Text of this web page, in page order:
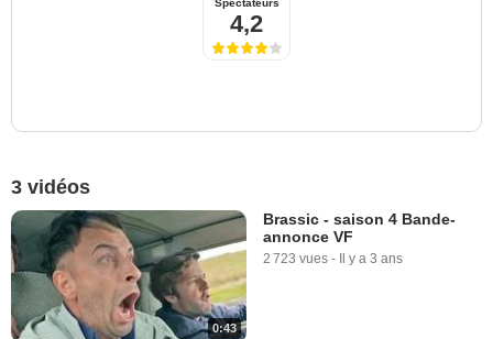
Spectateurs
4,2
3 vidéos
0:43
Brassic - saison 4 Bande-
annonce VF
2 723 vues - Il y a 3 ans